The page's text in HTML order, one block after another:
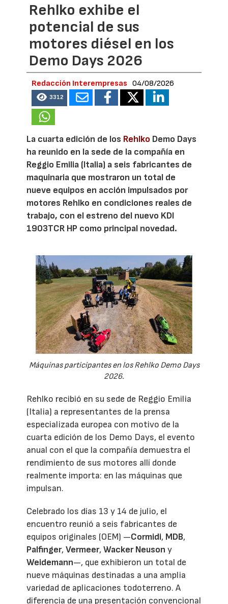
Rehlko exhibe el
potencial de sus
motores diésel en los
Demo Days 2026
Redacción Interempresas 04/08/2026
3312
La cuarta edición de los Rehlko Demo Days
ha reunido en la sede de la compañía en
Reggio Emilia (Italia) a seis fabricantes de
maquinaria que mostraron un total de
nueve equipos en acción impulsados por
motores Rehlko en condiciones reales de
trabajo, con el estreno del nuevo KDI
1903TCR HP como principal novedad.
Máquinas participantes en los Rehlko Demo Days
2026.
Rehlko recibió en su sede de Reggio Emilia
(Italia) a representantes de la prensa
especializada europea con motivo de la
cuarta edición de los Demo Days, el evento
anual con el que la compañía demuestra el
rendimiento de sus motores allí donde
realmente importa: en las máquinas que
impulsan.
Celebrado los días 13 y 14 de julio, el
encuentro reunió a seis fabricantes de
equipos originales (OEM) —Cormidi, MDB,
Palfinger,Vermeer,Wacker Neuson y
Weidemann—, que exhibieron un total de
nueve máquinas destinadas a una amplia
variedad de aplicaciones todoterreno. A
diferencia de una presentación convencional